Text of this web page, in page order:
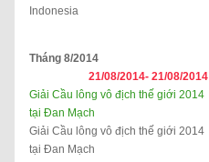
Indonesia
Tháng 8/2014
21/08/2014- 21/08/2014
Giải Cầu lông vô địch thế giới 2014
tại Đan Mạch
Giải Cầu lông vô địch thế giới 2014
tại Đan Mạch